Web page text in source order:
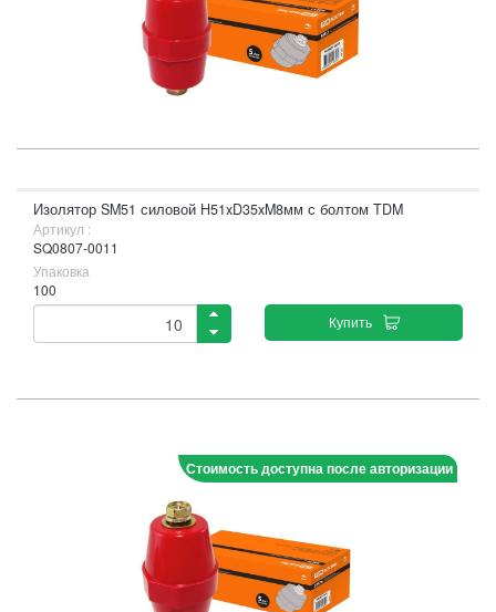
Изолятор SM51 силовой H51xD35xM8мм с болтом TDM
Артикул :
SQ0807-0011
Упаковка
100
Купить
Стоимость доступна после авторизации